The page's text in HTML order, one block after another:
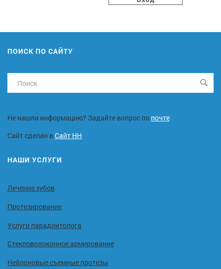
ПОИСК ПО САЙТУ
Не нашли информацию? Задайте вопрос по почте
Сайт сделан вСайт НН
НАШИ УСЛУГИ
Лечение зубов
Протезирование
Услуги парадонтолога
Стекловолоконное армирование
Нейлоновые съемные протезы